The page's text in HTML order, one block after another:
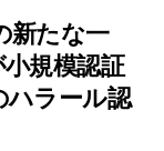
新たな一
規模認証
ハラール認